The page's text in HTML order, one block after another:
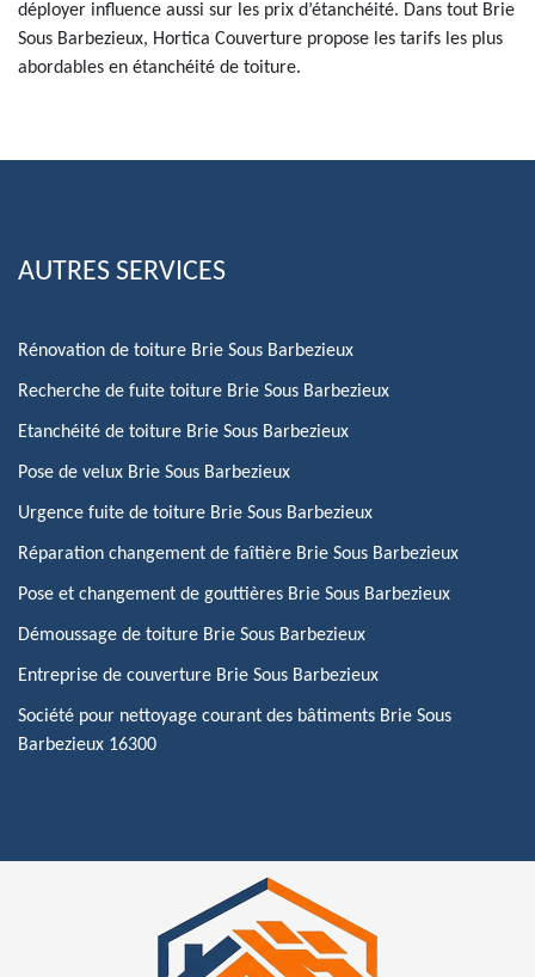
déployer influence aussi sur les prix d’étanchéité. Dans tout Brie
Sous Barbezieux, Hortica Couverture propose les tarifs les plus
abordables en étanchéité de toiture.
AUTRES SERVICES
Rénovation de toiture Brie Sous Barbezieux
Recherche de fuite toiture Brie Sous Barbezieux
Etanchéité de toiture Brie Sous Barbezieux
Pose de velux Brie Sous Barbezieux
Urgence fuite de toiture Brie Sous Barbezieux
Réparation changement de faîtière Brie Sous Barbezieux
Pose et changement de gouttières Brie Sous Barbezieux
Démoussage de toiture Brie Sous Barbezieux
Entreprise de couverture Brie Sous Barbezieux
Société pour nettoyage courant des bâtiments Brie Sous
Barbezieux 16300